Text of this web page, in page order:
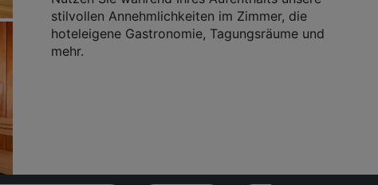
Reisevorschläge
Geschäftsreisender
stilvollen Annehmlichkeiten im Zimmer, die
hoteleigene Gastronomie, Tagungsräume und
mehr.